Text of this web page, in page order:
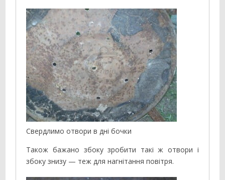
Свердлимо отвори в дні бочки
Також бажано збоку зробити такі ж отвори і
збоку знизу — теж для нагнітання повітря.